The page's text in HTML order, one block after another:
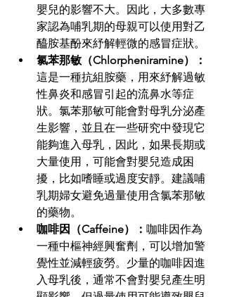
嬰兒的影響不大。因此，大多數專
家認為哺乳期的母親可以使用對乙
醯胺基酚來紓解輕微的感冒症狀。
氯苯那敏（Chlorpheniramine）：
這是一種抗組胺藥，用來紓解過敏
性鼻炎和感冒引起的流鼻水等症
狀。氯苯那敏可能會對母乳分泌產
生影響，並且在一些研究中發現它
能夠進入母乳，因此，如果長期或
大量使用，可能會對嬰兒造成困
擾，比如嗜睡或過度安靜。建議哺
乳期婦女避免過量使用含氯苯那敏
的藥物。
咖啡因（Caffeine）： 咖啡因作為
一種中樞神經興奮劑，可以增加警
覺性並減輕疲勞。少量的咖啡因進
入母乳後，通常不會對嬰兒產生明